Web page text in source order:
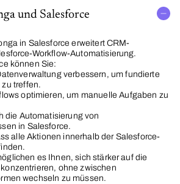
und Salesforce
in Salesforce erweitert CRM-
Workflow-Automatisierung.
können Sie:
verbessern, um fundierte
treffen.
optimieren, um manuelle Aufgaben zu
die Automatisierung von
in Salesforce.
alle Aktionen innerhalb der Salesforce-
es Ihnen, sich stärker auf die
ohne zwischen
wechseln zu müssen.